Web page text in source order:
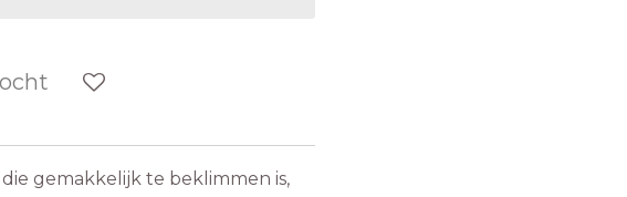
die gemakkelijk te beklimmen is,